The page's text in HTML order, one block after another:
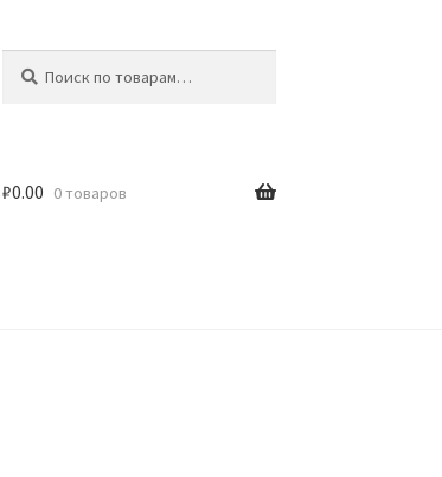
₽0.00 0 товаров